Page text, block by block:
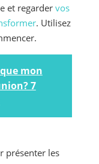
et regarder vos
. Utilisez
mon
7
présenter les